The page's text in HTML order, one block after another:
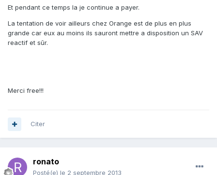
Et pendant ce temps la je continue a payer.
La tentation de voir ailleurs chez Orange est de plus en plus
grande car eux au moins ils sauront mettre a disposition un SAV
reactif et sûr.
Merci free!!!
Citer
ronato
Posté(e) le 2 septembre 2013